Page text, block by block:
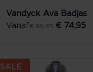
Vandyck Ava Badjas
Vanaf€ 89,95 € 74,95
SALE